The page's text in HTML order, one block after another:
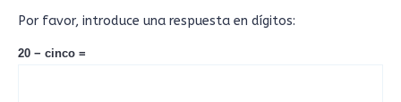
Por favor, introduce una respuesta en dígitos:
20 − cinco =